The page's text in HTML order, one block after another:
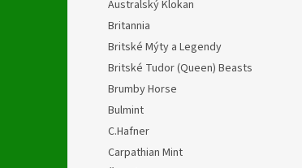
Australský Klokan
Britannia
Britské Mýty a Legendy
Britské Tudor (Queen) Beasts
Brumby Horse
Bulmint
C.Hafner
Carpathian Mint